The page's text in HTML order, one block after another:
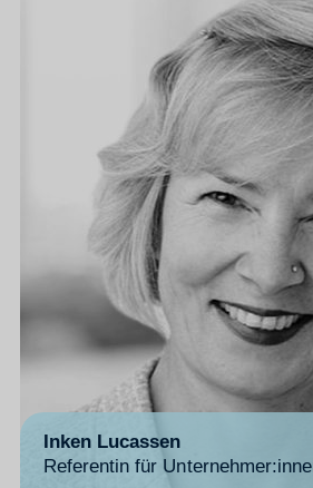
Inken Lucassen
Referentin für